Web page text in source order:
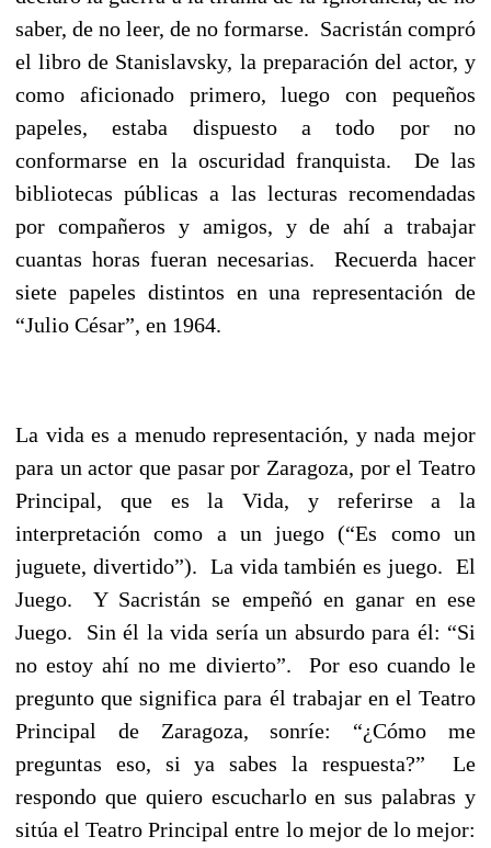
saber, de no leer, de no formarse. Sacristán compró
el libro de Stanislavsky, la preparación del actor, y
como aficionado primero, luego con pequeños
papeles, estaba dispuesto a todo por no
conformarse en la oscuridad franquista. De las
bibliotecas públicas a las lecturas recomendadas
por compañeros y amigos, y de ahí a trabajar
cuantas horas fueran necesarias. Recuerda hacer
siete papeles distintos en una representación de
“Julio César”, en 1964.
La vida es a menudo representación, y nada mejor
para un actor que pasar por Zaragoza, por el Teatro
Principal, que es la Vida, y referirse a la
interpretación como a un juego (“Es como un
juguete, divertido”). La vida también es juego. El
Juego. Y Sacristán se empeñó en ganar en ese
Juego. Sin él la vida sería un absurdo para él: “Si
no estoy ahí no me divierto”. Por eso cuando le
pregunto que significa para él trabajar en el Teatro
Principal de Zaragoza, sonríe: “¿Cómo me
preguntas eso, si ya sabes la respuesta?” Le
respondo que quiero escucharlo en sus palabras y
sitúa el Teatro Principal entre lo mejor de lo mejor: